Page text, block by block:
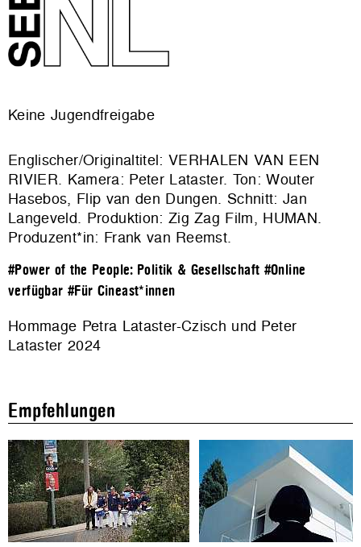
Keine Jugendfreigabe
Englischer/Originaltitel: VERHALEN VAN EEN
RIVIER. Kamera: Peter Lataster. Ton: Wouter
Hasebos, Flip van den Dungen. Schnitt: Jan
Langeveld. Produktion: Zig Zag Film, HUMAN.
Produzent*in: Frank van Reemst.
#Power of the People: Politik & Gesellschaft #Online
verfügbar #Für Cineast*innen
Hommage Petra Lataster-Czisch und Peter
Lataster 2024
Empfehlungen